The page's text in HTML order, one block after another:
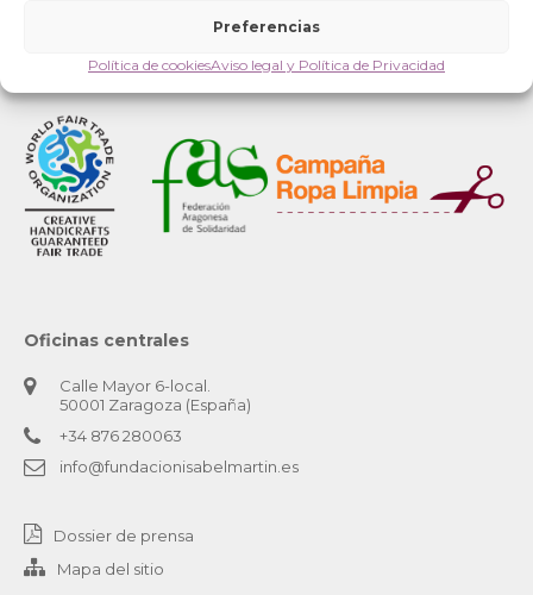
Preferencias
Política de cookiesAviso legal y Política de Privacidad
Oficinas centrales
Calle Mayor 6-local.
50001 Zaragoza (España)
+34 876 280063
info@fundacionisabelmartin.es
Dossier de prensa
Mapa del sitio